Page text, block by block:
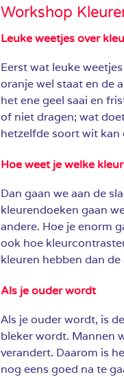
Workshop
Leuke weetjes over
Eerst wat leuke
oranje wel staat en de
het ene geel saai en
of niet dragen; wat
hetzelfde soort wit kan
Hoe weet je welke
Dan gaan we aan de
kleurendoeken gaan
andere. Hoe je enorm
ook hoe
kleuren hebben dan de
Als je ouder wordt
Als je ouder wordt, is
bleker wordt. Mannen
verandert. Daarom is
nog eens goed na te